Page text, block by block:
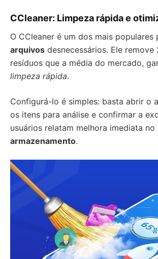
CCleaner: Limpeza rápida e
O CCleaner é um dos mais populares
arquivos desnecessários. Ele remove
resíduos que a média do mercado,
limpeza rápida.
Configurá-lo é simples: basta abrir o
os itens para análise e confirmar a
usuários relatam melhora imediata no
armazenamento.